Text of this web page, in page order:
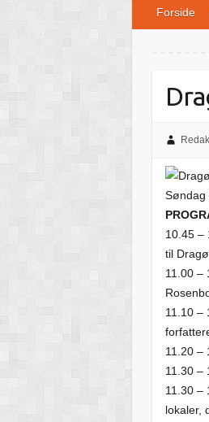
Forside
Søndag
10.45 –
til
11.00 –
11.10 –
11.20 –
11.30 –
11.30 –
lokaler,